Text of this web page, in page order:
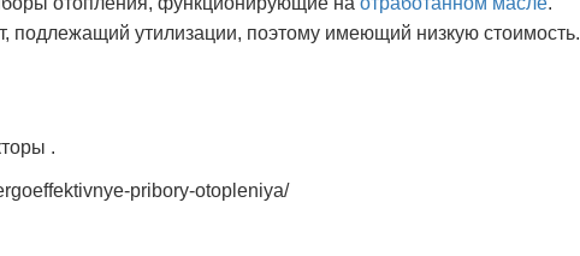
подлежащий утилизации, поэтому имеющий низкую стоимость.
.
pribory-otopleniya/